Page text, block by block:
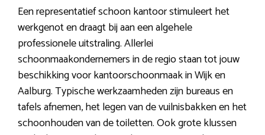
Een representatief schoon kantoor stimuleert het
werkgenot en draagt bij aan een algehele
professionele uitstraling. Allerlei
schoonmaakondernemers in de regio staan tot jouw
beschikking voor kantoorschoonmaak in Wijk en
Aalburg. Typische werkzaamheden zijn bureaus en
tafels afnemen, het legen van de vuilnisbakken en het
schoonhouden van de toiletten. Ook grote klussen